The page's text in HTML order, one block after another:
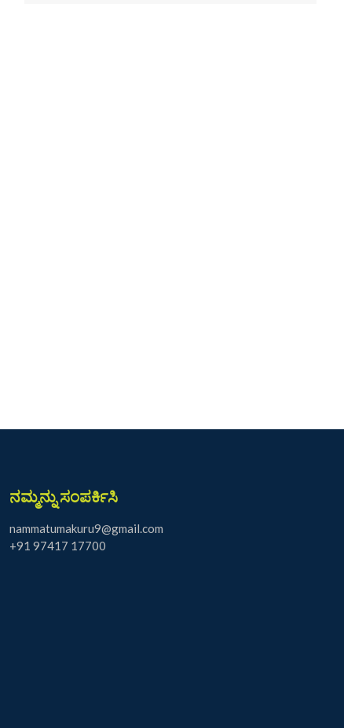
ನಮ್ಮನ್ನು ಸಂಪರ್ಕಿಸಿ
nammatumakuru9@gmail.com
+91 97417 17700